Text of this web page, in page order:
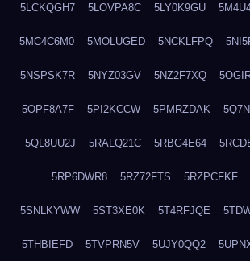
5LCKQGH7 5LOVPA8C 5LY0K9GU
5MC4C6M0 5MOLUGED 5NCKLFPQ
5NSPSK7R 5NYZ03GV 5NZ2F7XQ
5OPF8A7F 5PI2KCCW 5PMRZDAK
5QL8UU2J 5RALQ21C 5RBG4E64
5RP6DWR8 5RZ72FTS 5RZPCFKF
5SNLKYWW 5ST3XE0K 5T4RFJQE
5THBIEFD 5TVPRN5V 5UJY0QQ2